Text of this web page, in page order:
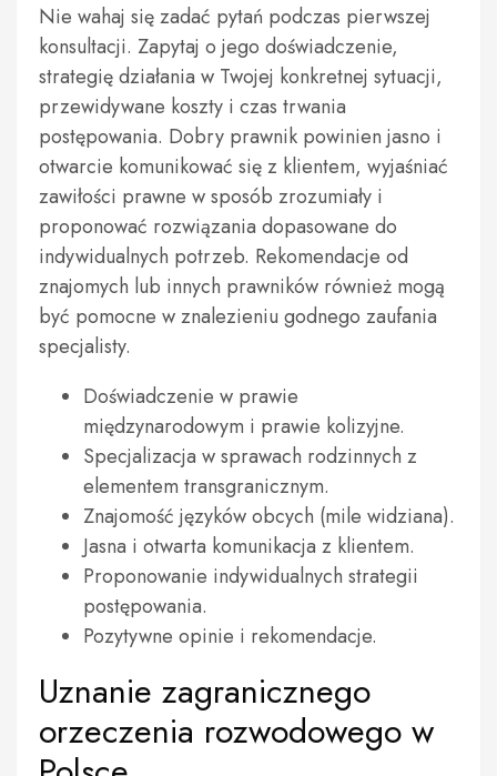
Nie wahaj się zadać pytań podczas pierwszej
konsultacji. Zapytaj o jego doświadczenie,
strategię działania w Twojej konkretnej sytuacji,
przewidywane koszty i czas trwania
postępowania. Dobry prawnik powinien jasno i
otwarcie komunikować się z klientem, wyjaśniać
zawiłości prawne w sposób zrozumiały i
proponować rozwiązania dopasowane do
indywidualnych potrzeb. Rekomendacje od
znajomych lub innych prawników również mogą
być pomocne w znalezieniu godnego zaufania
specjalisty.
Doświadczenie w prawie
międzynarodowym i prawie kolizyjne.
Specjalizacja w sprawach rodzinnych z
elementem transgranicznym.
Znajomość języków obcych (mile widziana).
Jasna i otwarta komunikacja z klientem.
Proponowanie indywidualnych strategii
postępowania.
Pozytywne opinie i rekomendacje.
Uznanie zagranicznego
orzeczenia rozwodowego w